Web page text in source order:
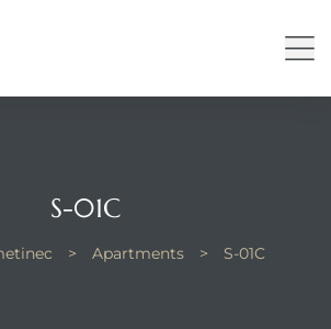
S-01C
> Apartments > S-01C